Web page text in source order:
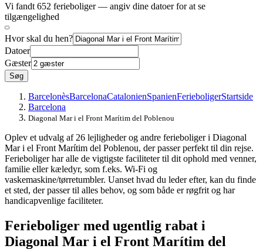
Vi fandt 652 ferieboliger — angiv dine datoer for at se
tilgængelighed
Hvor skal du hen?
Datoer
Gæster
Søg
BarcelonèsBarcelonaCatalonienSpanienFerieboligerStartside
Barcelona
Diagonal Mar i el Front Marítim del Poblenou
Oplev et udvalg af 26 lejligheder og andre ferieboliger i Diagonal
Mar i el Front Marítim del Poblenou, der passer perfekt til din rejse.
Ferieboliger har alle de vigtigste faciliteter til dit ophold med venner,
familie eller kæledyr, som f.eks. Wi-Fi og
vaskemaskine/tørretumbler. Uanset hvad du leder efter, kan du finde
et sted, der passer til alles behov, og som både er røgfrit og har
handicapvenlige faciliteter.
Ferieboliger med ugentlig rabat i
Diagonal Mar i el Front Marítim del